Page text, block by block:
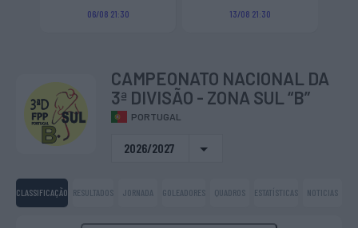
06/08 21:30 13/08 21:30
CAMPEONATO NACIONAL DA
3ª DIVISÃO - ZONA SUL “B”
PORTUGAL
2026/2027
CLASSIFICAÇÃO RESULTADOS JORNADA GOLEADORES QUADROS ESTATÍSTICAS NOTICIAS